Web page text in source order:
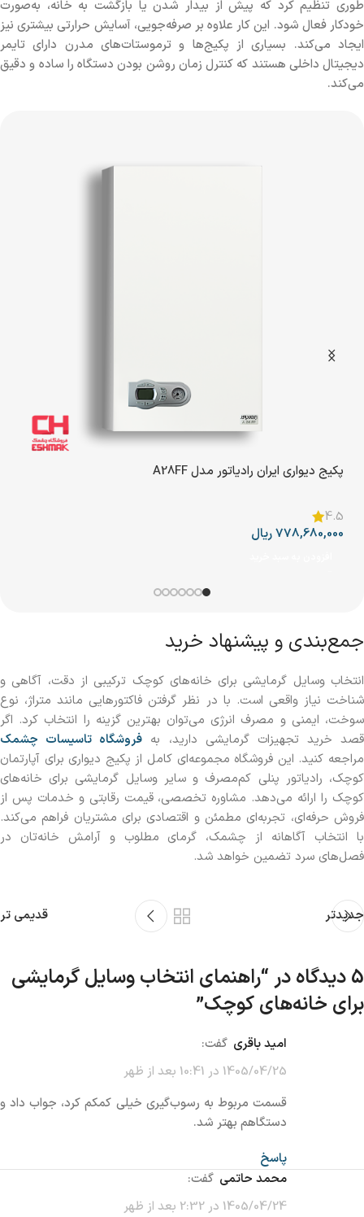
طوری تنظیم کرد که پیش از بیدار شدن یا بازگشت به خانه، به‌صورت
خودکار فعال شود. این کار علاوه بر صرفه‌جویی، آسایش حرارتی بیشتری نیز
ایجاد می‌کند. بسیاری از پکیج‌ها و ترموستات‌های مدرن دارای تایمر
دیجیتال داخلی هستند که کنترل زمان روشن بودن دستگاه را ساده و دقیق
می‌کند.
پکیج دیواری ایران رادیاتور مدل A28FF
4.5
778,680,000ریال
جمع‌بندی و پیشنهاد خرید
انتخاب وسایل گرمایشی برای خانه‌های کوچک ترکیبی از دقت، آگاهی و
شناخت نیاز واقعی است. با در نظر گرفتن فاکتورهایی مانند متراژ، نوع
سوخت، ایمنی و مصرف انرژی می‌توان بهترین گزینه را انتخاب کرد. اگر
قصد خرید تجهیزات گرمایشی دارید، به فروشگاه تاسیسات چشمک
مراجعه کنید. این فروشگاه مجموعه‌ای کامل از پکیج دیواری برای آپارتمان
کوچک، رادیاتور پنلی کم‌مصرف و سایر وسایل گرمایشی برای خانه‌های
کوچک را ارائه می‌دهد. مشاوره تخصصی، قیمت رقابتی و خدمات پس از
فروش حرفه‌ای، تجربه‌ای مطمئن و اقتصادی برای مشتریان فراهم می‌کند.
با انتخاب آگاهانه از چشمک، گرمای مطلوب و آرامش خانه‌تان در
فصل‌های سرد تضمین خواهد شد.
جدیدتر قدیمی تر
5 دیدگاه در “
راهنمای انتخاب وسایل گرمایشی
برای خانه‌های کوچک”
امید باقری گفت:
1405/04/25 در 10:41 بعد از ظهر
قسمت مربوط به رسوب‌گیری خیلی کمکم کرد، جواب داد و
دستگاهم بهتر شد.
پاسخ
محمد حاتمی گفت:
1405/04/24 در 2:32 بعد از ظهر